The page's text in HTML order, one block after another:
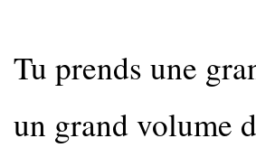
Tu prends une
un grand volume